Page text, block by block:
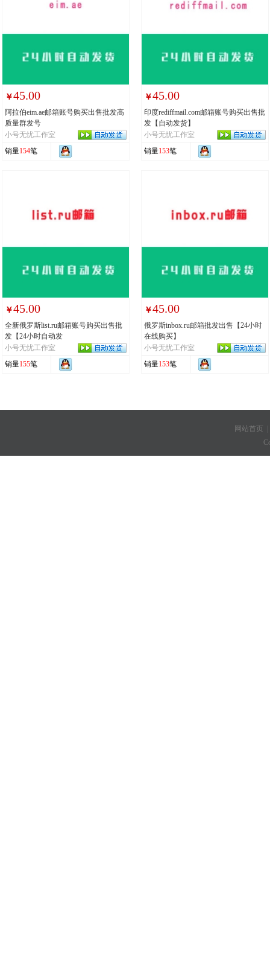
￥45.00
阿拉伯eim.ae邮箱账号购买出售批发高
质量群发号
小号无忧工作室
销量154笔
￥45.00
印度rediffmail.com邮箱账号购买出售批
发【自动发货】
小号无忧工作室
销量153笔
￥45.00
全新俄罗斯list.ru邮箱账号购买出售批
发【24小时自动发
小号无忧工作室
销量155笔
￥45.00
俄罗斯inbox.ru邮箱批发出售【24小时
在线购买】
小号无忧工作室
销量153笔
网站首页